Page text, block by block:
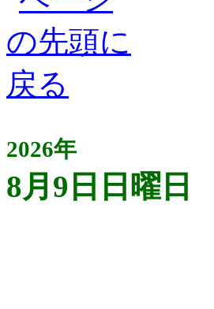
2026年
8月9日日曜日